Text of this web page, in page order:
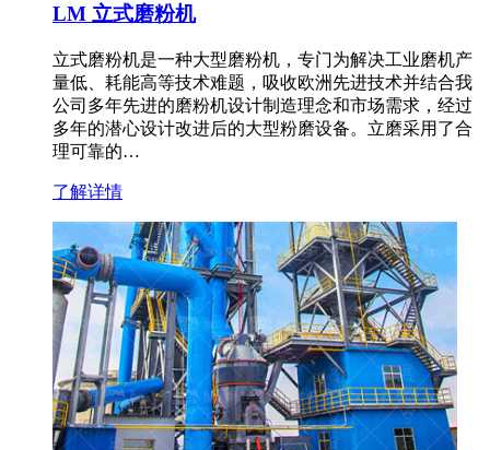
LM 立式磨粉机
立式磨粉机是一种大型磨粉机，专门为解决工业磨机产
量低、耗能高等技术难题，吸收欧洲先进技术并结合我
公司多年先进的磨粉机设计制造理念和市场需求，经过
多年的潜心设计改进后的大型粉磨设备。立磨采用了合
理可靠的…
了解详情